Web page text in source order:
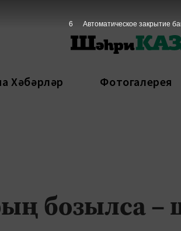
Хәбәрләр Фотогалерея
бозылса –
5 Автоматическое закрытие